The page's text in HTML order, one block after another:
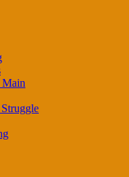
Main